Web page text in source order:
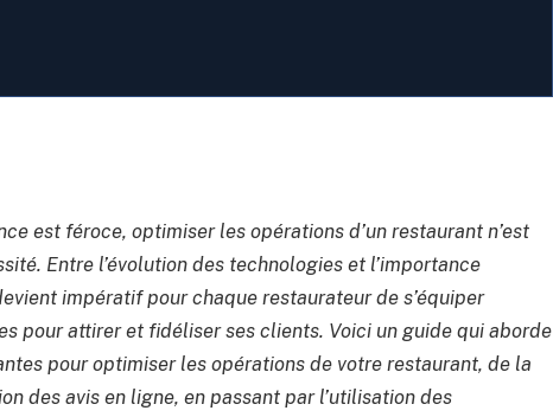
est féroce, optimiser les opérations d’un restaurant n’est
Entre l’évolution des technologies et l’importance
impératif pour chaque restaurateur de s’équiper
pour attirer et fidéliser ses clients. Voici un guide qui aborde
pour optimiser les opérations de votre restaurant, de la
des avis en ligne, en passant par l’utilisation des